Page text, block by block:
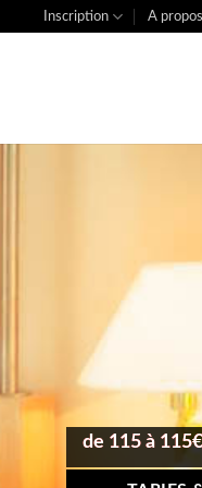
Inscription A propos
de 115 à